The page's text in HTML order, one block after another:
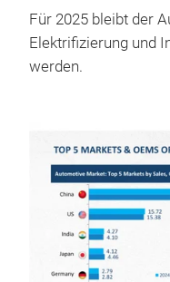
Für 2025 bleibt der
Elektrifizierung und
werden.